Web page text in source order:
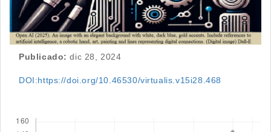
Publicado: dic 28, 2024
DOI:https://doi.org/10.46530/virtualis.v15i28.468